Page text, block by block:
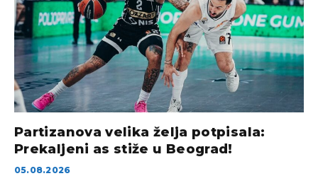
Partizanova velika želja potpisala:
Prekaljeni as stiže u Beograd!
05.08.2026